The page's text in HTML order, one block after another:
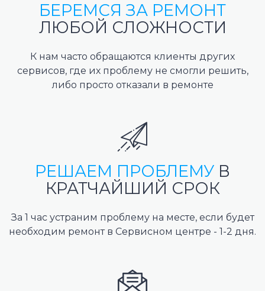
БЕРЕМСЯ ЗА РЕМОНТ
ЛЮБОЙ СЛОЖНОСТИ
К нам часто обращаются клиенты других
сервисов, где их проблему не смогли решить,
либо просто отказали в ремонте
РЕШАЕМ ПРОБЛЕМУ В
КРАТЧАЙШИЙ СРОК
За 1 час устраним проблему на месте, если будет
необходим ремонт в Сервисном центре - 1-2 дня.